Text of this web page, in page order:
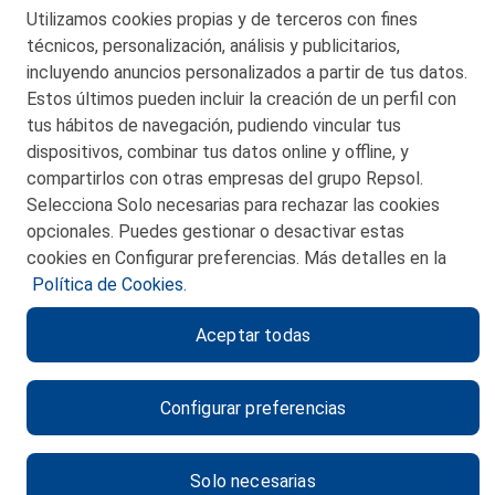
© 2026 Petronor S.A.
CONTACTO
MAPA WEB
POLITICA DE PRIVACIDAD
POLITICA DE COOKIES
CANAL DE ÉTICA
Utilizamos cookies propias y de terceros con fines
técnicos, personalización, análisis y publicitarios,
incluyendo anuncios personalizados a partir de tus datos.
Estos últimos pueden incluir la creación de un perfil con
tus hábitos de navegación, pudiendo vincular tus
dispositivos, combinar tus datos online y offline, y
compartirlos con otras empresas del grupo Repsol.
Selecciona Solo necesarias para rechazar las cookies
opcionales. Puedes gestionar o desactivar estas
cookies en Configurar preferencias. Más detalles en la
Política de Cookies.
Configurar preferencias
Solo necesarias
Aceptar todas